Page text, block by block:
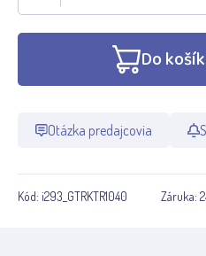
Do
Otázka predajcovia
Kód: i293_GTRKTR1040 Záruka: